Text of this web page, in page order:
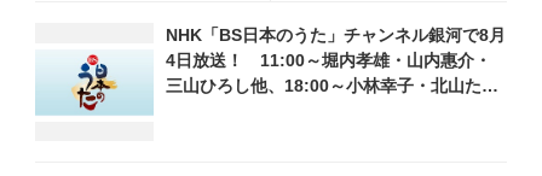
小椋佳・石川さゆり他登
場！ 各放送回の出演者・
曲目情報
場！ 各放送回の出演者・曲
目情報
NHK「BS日本のうた」チャンネル銀河で8月
4日放送！ 11:00～堀内孝雄・山内惠介・
三山ひろし他、18:00～小林幸子・北山たけ